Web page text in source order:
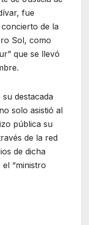
fue
de la
Sol, como
que se llevó
destacada
solo asistió al
pública su
de la red
de dicha
“ministro